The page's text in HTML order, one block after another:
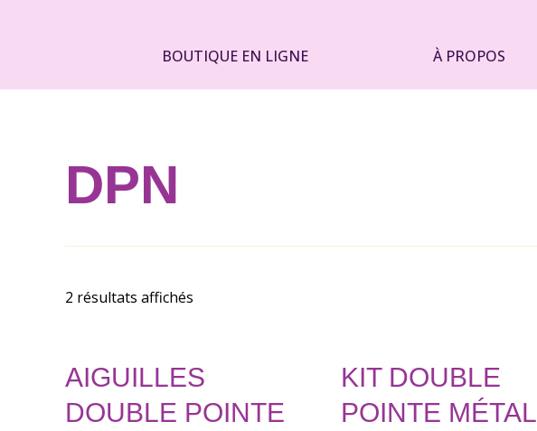
BOUTIQUE EN LIGNE À PROPOS
DPN
2 résultats affichés
AIGUILLES
DOUBLE POINTE
KIT DOUBLE
POINTE MÉTAL